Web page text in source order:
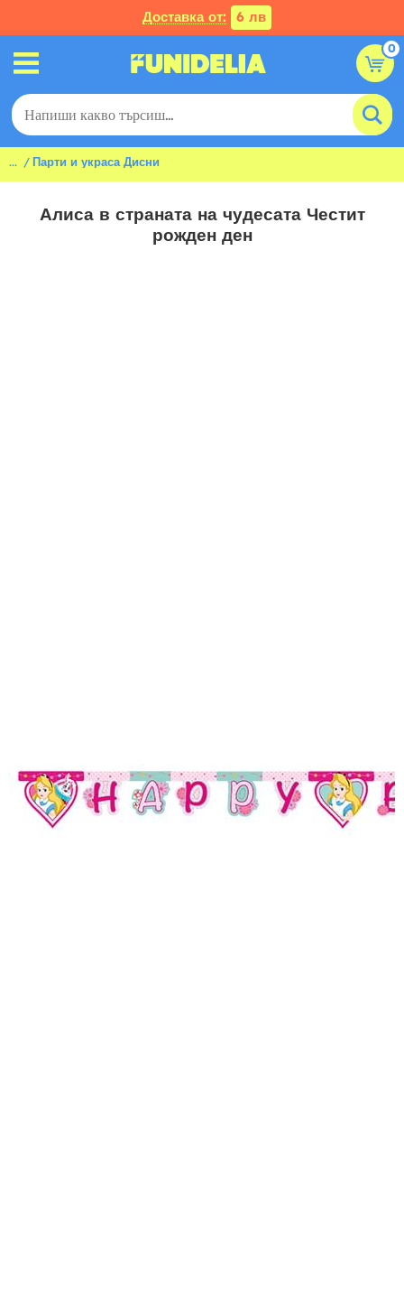
Доставка от: 6 лв
0
... Парти и украса Дисни
Алиса в страната на чудесата Честит
рожден ден